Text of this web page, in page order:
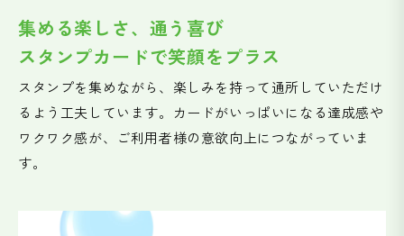
集める楽しさ、通う喜び
スタンプカードで笑顔をプラス
スタンプを集めながら、楽しみを持って通所していただけ
るよう工夫しています。カードがいっぱいになる達成感や
ワクワク感が、ご利用者様の意欲向上につながっていま
す。